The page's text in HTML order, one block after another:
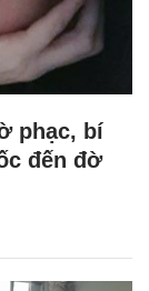
phạc, bí
đến đờ